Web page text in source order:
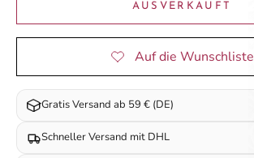
AUSVERKAUFT
Gratis Versand ab 59 € (DE)
Schneller Versand mit DHL